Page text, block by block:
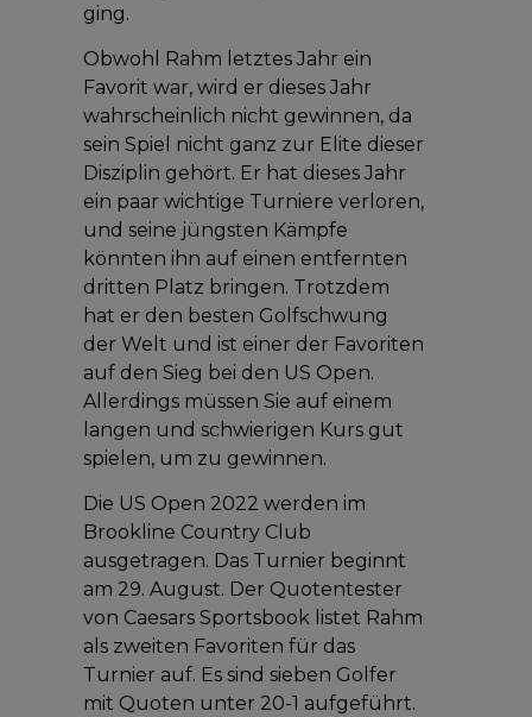
ging.
Obwohl Rahm letztes Jahr ein
Favorit war, wird er dieses Jahr
wahrscheinlich nicht gewinnen, da
sein Spiel nicht ganz zur Elite dieser
Disziplin gehört. Er hat dieses Jahr
ein paar wichtige Turniere verloren,
und seine jüngsten Kämpfe
könnten ihn auf einen entfernten
dritten Platz bringen. Trotzdem
hat er den besten Golfschwung
der Welt und ist einer der Favoriten
auf den Sieg bei den US Open.
Allerdings müssen Sie auf einem
langen und schwierigen Kurs gut
spielen, um zu gewinnen.
Die US Open 2022 werden im
Brookline Country Club
ausgetragen. Das Turnier beginnt
am 29. August. Der Quotentester
von Caesars Sportsbook listet Rahm
als zweiten Favoriten für das
Turnier auf. Es sind sieben Golfer
mit Quoten unter 20-1 aufgeführt.